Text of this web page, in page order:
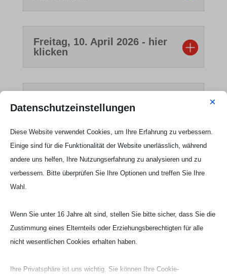
Freitag, 10. April 2026 - hier
klicken
hier klicken
Freitag, 17. April 2026 - hier
klicken
Samstag, 18. April 2026 -
hier klicken
Freitag, 24. April 2026 - hier
Datenschutzeinstellungen ×
Diese Website verwendet Cookies, um Ihre Erfahrung zu verbessern.
Einige sind für die Funktionalität der Website unerlässlich, während
andere uns helfen, Ihre Nutzungserfahrung zu analysieren und zu
verbessern. Bitte überprüfen Sie Ihre Optionen und treffen Sie Ihre
Wahl.
Wenn Sie unter 16 Jahre alt sind, stellen Sie bitte sicher, dass Sie die
Zustimmung eines Elternteils oder Erziehungsberechtigten für alle
nicht wesentlichen Cookies erhalten haben.
Ihre Privatsphäre ist uns wichtig. Sie können Ihre Cookie-